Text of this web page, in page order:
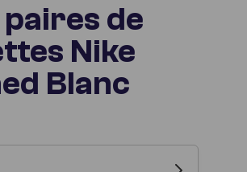
de
Nike
Blanc